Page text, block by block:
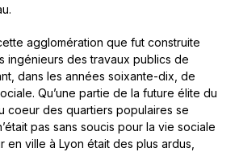
agglomération que fut construite
ingénieurs des travaux publics de
dans les années soixante-dix, de
Qu’une partie de la future élite du
coeur des quartiers populaires se
pas sans soucis pour la vie sociale
en ville à Lyon était des plus ardus,